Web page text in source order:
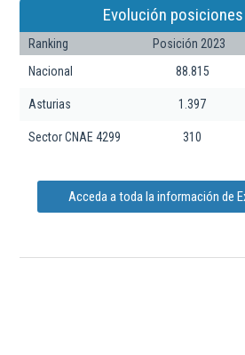
Evolución
Ranking Posición 2023
Nacional
88.815
Asturias 1.397
Sector CNAE 4299 310
Acceda a toda la información de